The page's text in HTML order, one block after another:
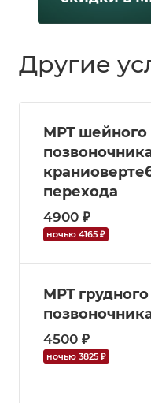
Другие
МРТ шейного
перехода
4900 ₽
ночью 4165 ₽
МРТ
4500 ₽
ночью 3825 ₽